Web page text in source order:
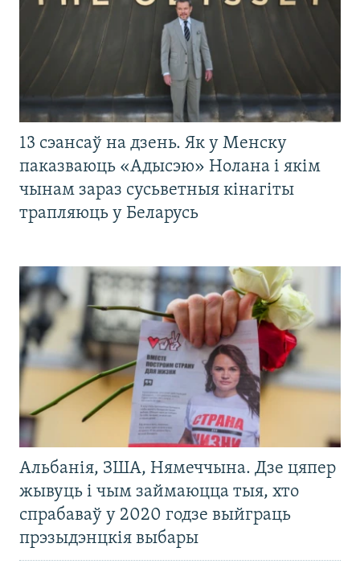
13 сэансаў на дзень. Як у Менску
паказваюць «Адысэю» Нолана і якім
чынам зараз сусьветныя кінагіты
трапляюць у Беларусь
Альбанія, ЗША, Нямеччына. Дзе цяпер
жывуць і чым займаюцца тыя, хто
спрабаваў у 2020 годзе выйграць
прэзыдэнцкія выбары